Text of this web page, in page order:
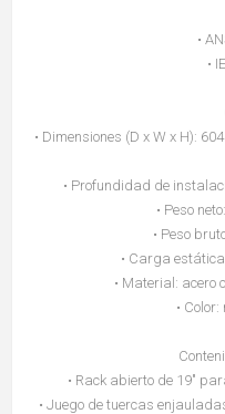
•
•
• Dimensiones (D x W x H):
• Profundidad de
• Peso
• Peso
• Carga
• Material: acero
•
• Rack abierto de 19"
• Juego de tuercas